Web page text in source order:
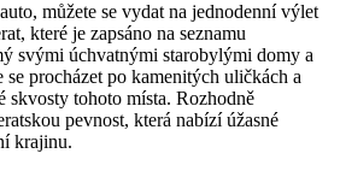
můžete ‍se vydat na jednodenní⁢ výlet
které je zapsáno na seznamu
svými⁢ úchvatnými ⁢starobylými domy a⁢
procházet po ⁢kamenitých uličkách a
skvosty tohoto místa. Rozhodně
⁣pevnost, ​která nabízí úžasné
krajinu.